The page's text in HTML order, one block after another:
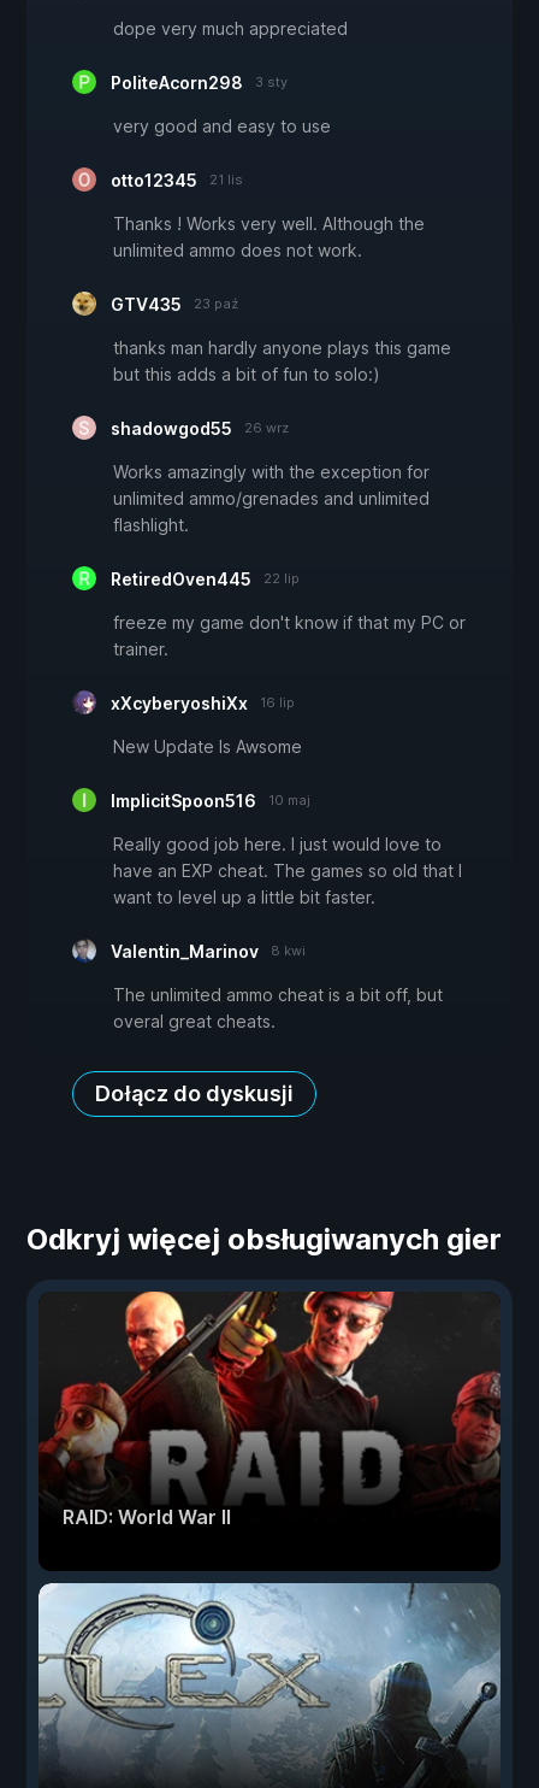
dope very much appreciated
PoliteAcorn298 3 sty
very good and easy to use
otto12345 21 lis
Thanks ! Works very well. Although the
unlimited ammo does not work.
GTV435 23 paź
thanks man hardly anyone plays this game
but this adds a bit of fun to solo:)
shadowgod55 26 wrz
Works amazingly with the exception for
unlimited ammo/grenades and unlimited
flashlight.
RetiredOven445 22 lip
freeze my game don't know if that my PC or
trainer.
xXcyberyoshiXx 16 lip
New Update Is Awsome
ImplicitSpoon516 10 maj
Really good job here. I just would love to
have an EXP cheat. The games so old that I
want to level up a little bit faster.
Valentin_Marinov 8 kwi
The unlimited ammo cheat is a bit off, but
overal great cheats.
Dołącz do dyskusji
Odkryj więcej obsługiwanych gier
RAID: World War II